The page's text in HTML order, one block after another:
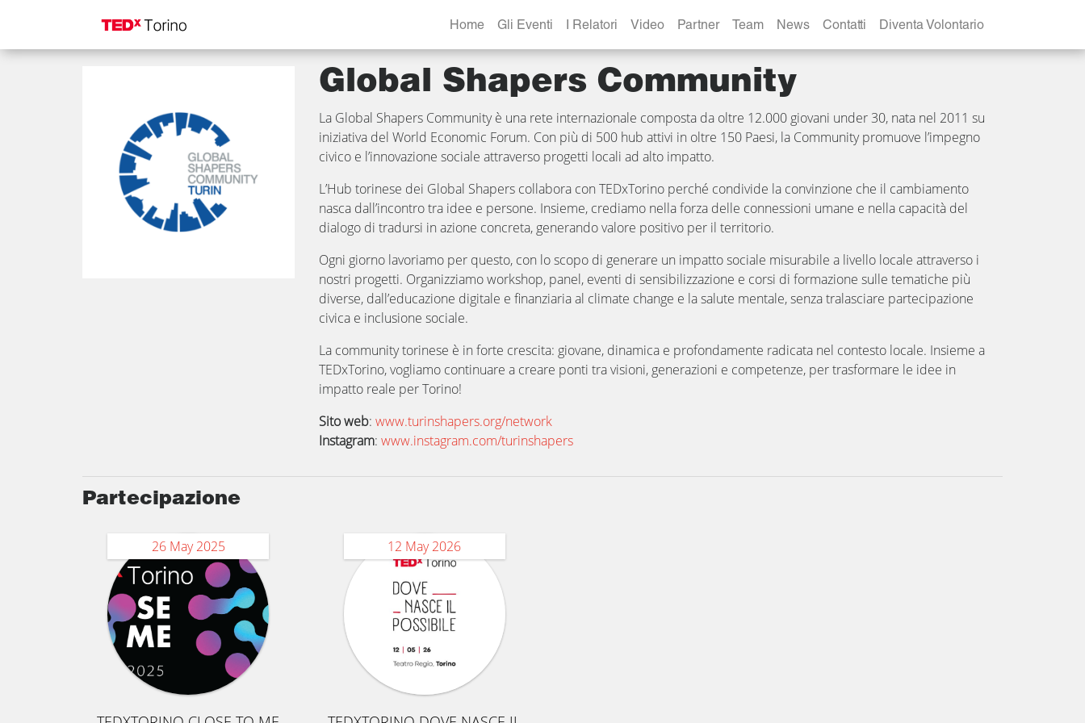
Home Gli Eventi I Relatori Video Partner Team News Contatti Diventa Volontario
Global Shapers Community
Global Shapers Community
La Global Shapers Community è una rete internazionale composta da oltre 12.000 giovani under 30, nata nel 2011 su
iniziativa del World Economic Forum. Con più di 500 hub attivi in oltre 150 Paesi, la Community promuove l’impegno
civico e l’innovazione sociale attraverso progetti locali ad alto impatto.
L’Hub torinese dei Global Shapers collabora con TEDxTorino perché condivide la convinzione che il cambiamento
nasca dall’incontro tra idee e persone. Insieme, crediamo nella forza delle connessioni umane e nella capacità del
dialogo di tradursi in azione concreta, generando valore positivo per il territorio.
Ogni giorno lavoriamo per questo, con lo scopo di generare un impatto sociale misurabile a livello locale attraverso i
nostri progetti. Organizziamo workshop, panel, eventi di sensibilizzazione e corsi di formazione sulle tematiche più
diverse, dall’educazione digitale e finanziaria al climate change e la salute mentale, senza tralasciare partecipazione
civica e inclusione sociale.
La community torinese è in forte crescita: giovane, dinamica e profondamente radicata nel contesto locale. Insieme a
TEDxTorino, vogliamo continuare a creare ponti tra visioni, generazioni e competenze, per trasformare le idee in
impatto reale per Torino!
Sito web: www.turinshapers.org/network
Instagram: www.instagram.com/turinshapers
Partecipazione
26 May 2025 12 May 2026